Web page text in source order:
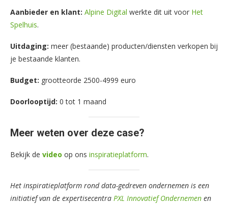
Aanbieder en klant: Alpine Digital werkte dit uit voor Het
Spelhuis.
Uitdaging: meer (bestaande) producten/diensten verkopen bij
je bestaande klanten.
Budget: grootteorde 2500-4999 euro
Doorlooptijd: 0 tot 1 maand
Meer weten over deze case?
Bekijk de video op ons inspiratieplatform.
Het inspiratieplatform rond data-gedreven ondernemen is een
initiatief van de expertisecentra PXL Innovatief Ondernemen en